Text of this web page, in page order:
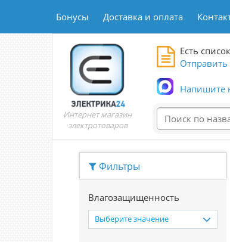
Бонусы Доставка и оплата
Интернет магазин
электротоваров
Есть
Отправить
Напишите
Фильтры
Влагозащищенность
Выберите значение